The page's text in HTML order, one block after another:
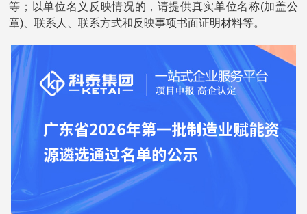
等；以单位名义反映情况的，请提供真实单位名称(加盖公
章)、联系人、联系方式和反映事项书面证明材料等。